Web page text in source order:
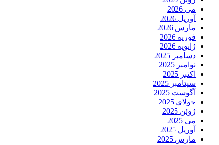
می 2026
آوریل 2026
مارس 2026
فوریه 2026
ژانویه 2026
دسامبر 2025
نوامبر 2025
اکتبر 2025
سپتامبر 2025
آگوست 2025
جولای 2025
ژوئن 2025
می 2025
آوریل 2025
مارس 2025